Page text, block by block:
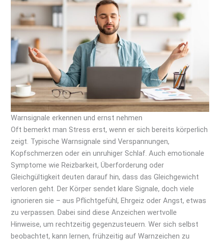
Warnsignale erkennen und ernst nehmen
Oft bemerkt man Stress erst, wenn er sich bereits körperlich
zeigt. Typische Warnsignale sind Verspannungen,
Kopfschmerzen oder ein unruhiger Schlaf. Auch emotionale
Symptome wie Reizbarkeit, Überforderung oder
Gleichgültigkeit deuten darauf hin, dass das Gleichgewicht
verloren geht. Der Körper sendet klare Signale, doch viele
ignorieren sie – aus Pflichtgefühl, Ehrgeiz oder Angst, etwas
zu verpassen. Dabei sind diese Anzeichen wertvolle
Hinweise, um rechtzeitig gegenzusteuern. Wer sich selbst
beobachtet, kann lernen, frühzeitig auf Warnzeichen zu